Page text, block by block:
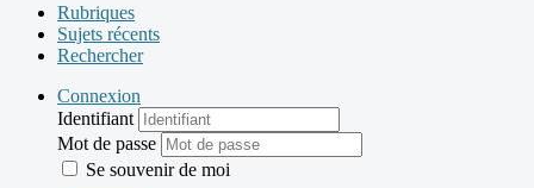
Rubriques
Sujets récents
Rechercher
Connexion
Identifiant
Mot de passe
Se souvenir de moi